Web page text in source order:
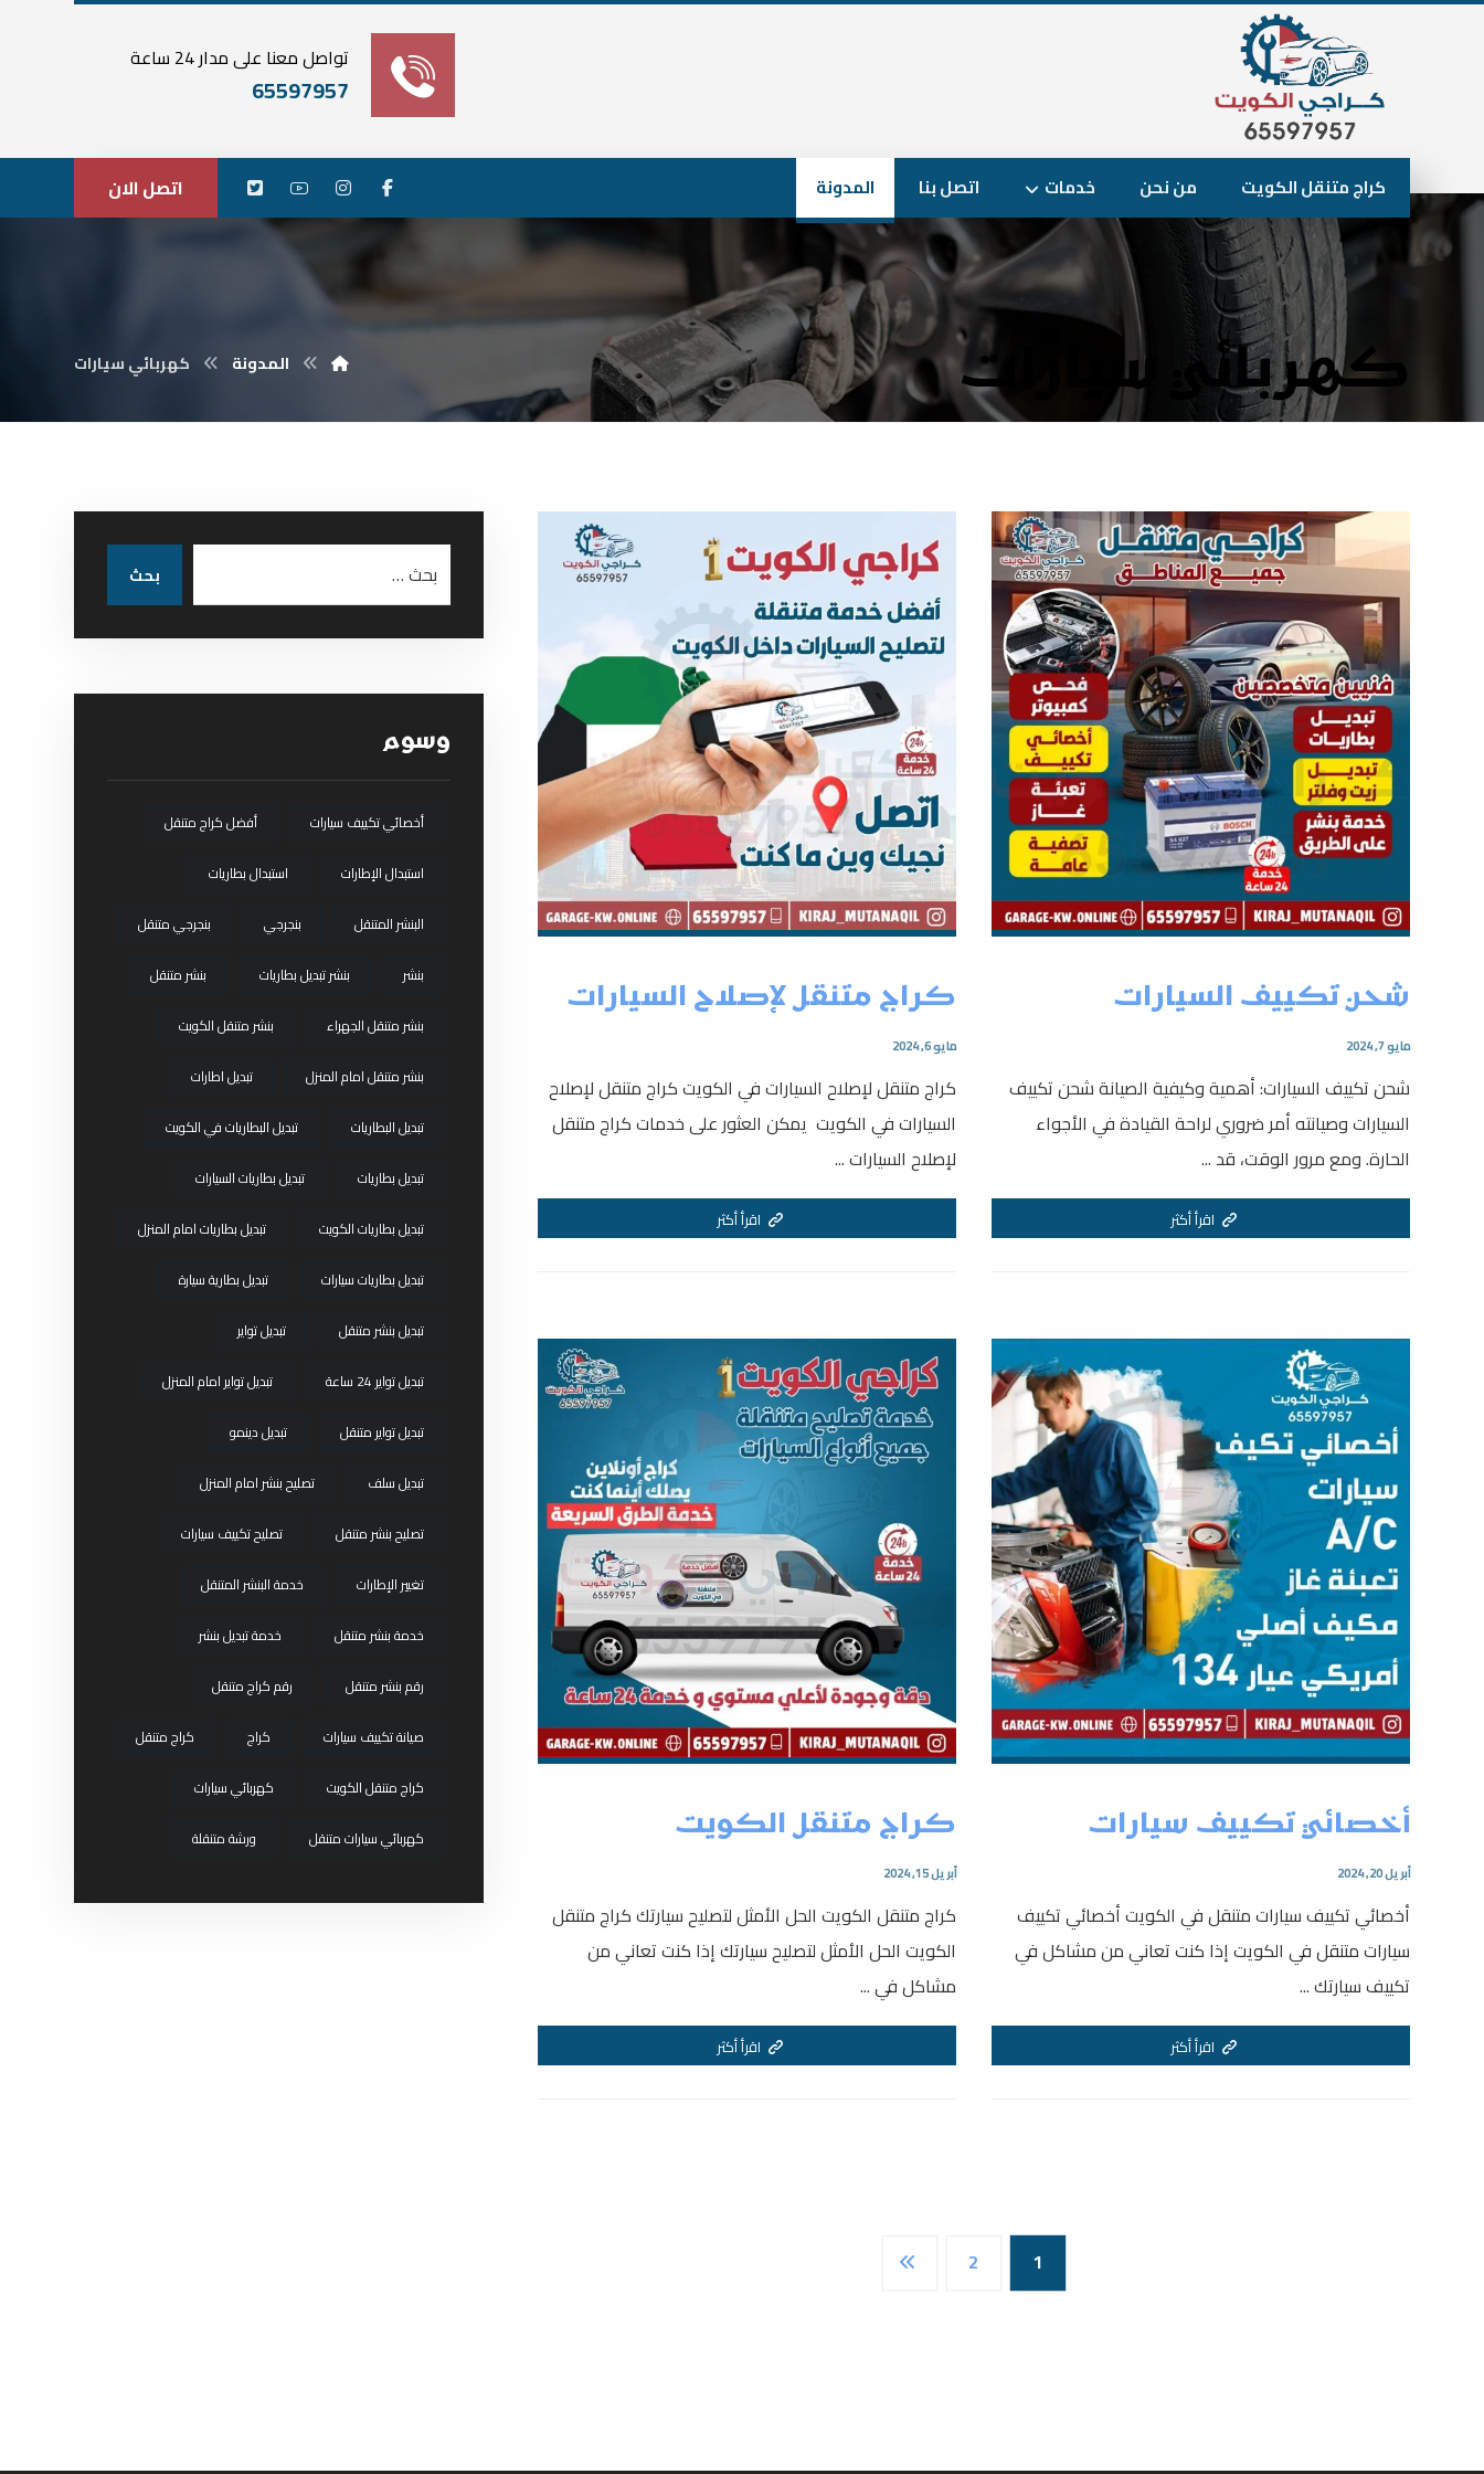
تواصل معنا على مدار 24 ساعة
65597957
كراج متنقل الكويت من نحن خدمات اتصل بنا المدونة اتصل الان
كهربائي سيارات المدونة كهربائي سيارات
شحن تكييف السيارات
مايو 7, 2024
شحن تكييف السيارات: أهمية وكيفية الصيانة شحن تكييف
السيارات وصيانته أمر ضروري لراحة القيادة في الأجواء
الحارة. ومع مرور الوقت، قد ...
اقرأ أكثر
كراج متنقل لإصلاح السيارات
مايو 6, 2024
كراج متنقل لإصلاح السيارات في الكويت كراج متنقل لإصلاح
السيارات في الكويت يمكن العثور على خدمات كراج متنقل
لإصلاح السيارات ...
اقرأ أكثر
أخصائي تكييف سيارات
أبريل 20, 2024
أخصائي تكييف سيارات متنقل في الكويت أخصائي تكييف
سيارات متنقل في الكويت إذا كنت تعاني من مشاكل في
تكييف سيارتك ...
اقرأ أكثر
كراج متنقل الكويت
أبريل 15, 2024
كراج متنقل الكويت الحل الأمثل لتصليح سيارتك كراج متنقل
الكويت الحل الأمثل لتصليح سيارتك إذا كنت تعاني من
مشاكل في ...
اقرأ أكثر
1
2
بحث
وسوم
أخصائي تكييف سيارات
أفضل كراج متنقل
استبدال الإطارات
استبدال بطاريات
البنشر المتنقل
بنجرجي
بنجرجي متنقل
بنشر
بنشر تبديل بطاريات
بنشر متنقل
بنشر متنقل الجهراء
بنشر متنقل الكويت
بنشر متنقل امام المنزل
تبديل اطارات
تبديل البطاريات
تبديل البطاريات في الكويت
تبديل بطاريات
تبديل بطاريات السيارات
تبديل بطاريات الكويت
تبديل بطاريات امام المنزل
تبديل بطاريات سيارات
تبديل بطارية سيارة
تبديل بنشر متنقل
تبديل تواير
تبديل تواير 24 ساعة
تبديل تواير امام المنزل
تبديل تواير متنقل
تبديل دينمو
تبديل سلف
تصليح بنشر امام المنزل
تصليح بنشر متنقل
تصليح تكييف سيارات
تغيير الإطارات
خدمة البنشر المتنقل
خدمة بنشر متنقل
خدمة تبديل بنشر
رقم بنشر متنقل
رقم كراج متنقل
صيانة تكييف سيارات
كراج
كراج متنقل
كراج متنقل الكويت
كهربائي سيارات
كهربائي سيارات متنقل
ورشة متنقلة